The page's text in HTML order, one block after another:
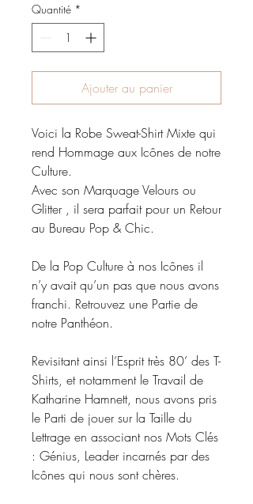
Quantité *
Ajouter au panier
Voici la Robe Sweat-Shirt Mixte qui
rend Hommage aux Icônes de notre
Culture.
Avec son Marquage Velours ou
Glitter , il sera parfait pour un Retour
au Bureau Pop & Chic.
De la Pop Culture à nos Icônes il
n’y avait qu’un pas que nous avons
franchi. Retrouvez une Partie de
notre Panthéon.
Revisitant ainsi l’Esprit très 80’ des T-
Shirts, et notamment le Travail de
Katharine Hamnett, nous avons pris
le Parti de jouer sur la Taille du
Lettrage en associant nos Mots Clés
: Génius, Leader incarnés par des
Icônes qui nous sont chères.